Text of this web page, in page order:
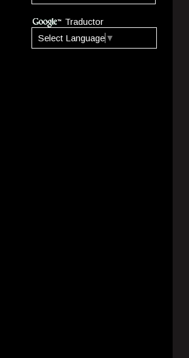
Traductor
Select Language ▼